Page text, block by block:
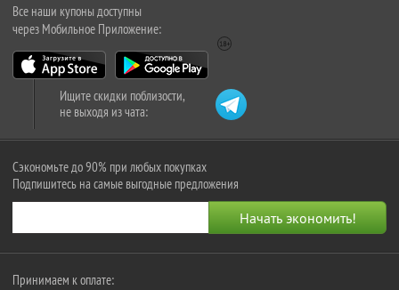
Все наши купоны доступны
через Мобильное Приложение:
Ищите скидки поблизости,
не выходя из чата:
Сэкономьте до 90% при любых покупках
Подпишитесь на самые выгодные предложения
Принимаем к оплате: